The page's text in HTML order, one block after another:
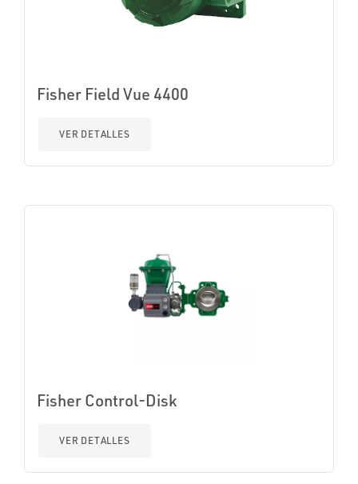
Fisher Field Vue 4400
VER DETALLES
Fisher Control-Disk
VER DETALLES